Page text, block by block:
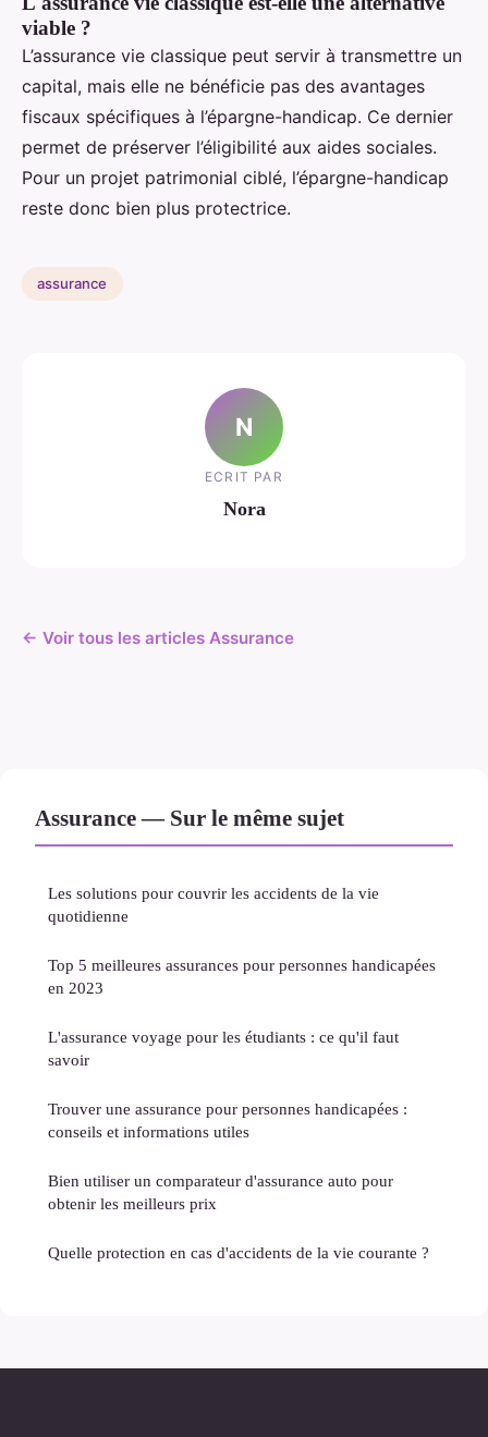
viable ?
L’assurance vie classique peut servir à transmettre un
capital, mais elle ne bénéficie pas des avantages
fiscaux spécifiques à l’épargne-handicap. Ce dernier
permet de préserver l’éligibilité aux aides sociales.
Pour un projet patrimonial ciblé, l’épargne-handicap
reste donc bien plus protectrice.
assurance
N
ECRIT PAR
Nora
← Voir tous les articles Assurance
Assurance — Sur le même sujet
Les solutions pour couvrir les accidents de la vie
quotidienne
Top 5 meilleures assurances pour personnes handicapées
en 2023
L'assurance voyage pour les étudiants : ce qu'il faut
savoir
Trouver une assurance pour personnes handicapées :
conseils et informations utiles
Bien utiliser un comparateur d'assurance auto pour
obtenir les meilleurs prix
Quelle protection en cas d'accidents de la vie courante ?